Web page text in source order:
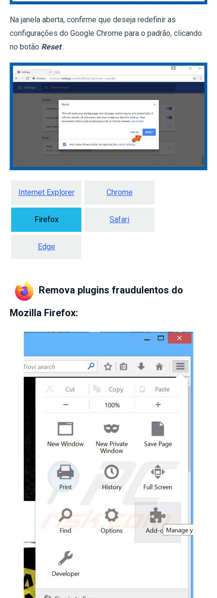
Na janela aberta, confirme que deseja redefinir as
configurações do Google Chrome para o padrão, clicando
no botão Reset .
Internet Explorer Chrome
Firefox Safari
Edge
Remova plugins fraudulentos do
Mozilla Firefox: